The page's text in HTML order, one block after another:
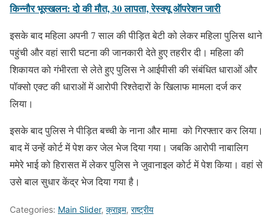
किन्नौर भूस्खलन: दो की मौत, 30 लापता, रेस्क्यू ऑपरेशन जारी
इसके बाद महिला अपनी 7 साल की पीड़ित बेटी को लेकर महिला पुलिस थाने
पहुंची और वहां सारी घटना की जानकारी देते हुए तहरीर दी। महिला की
शिकायत को गंभीरता से लेते हुए पुलिस ने आईपीसी की संबंधित धाराओं और
पॉक्सो एक्ट की धाराओं में आरोपी रिश्तेदारों के खिलाफ मामला दर्ज कर
लिया।
इसके बाद पुलिस ने पीड़ित बच्ची के नाना और मामा को गिरफ्तार कर लिया।
बाद में उन्हें कोर्ट में पेश कर जेल भेज दिया गया। जबकि आरोपी नाबालिग
ममेरे भाई को हिरासत में लेकर पुलिस ने जुवानाइल कोर्ट में पेश किया। वहां से
उसे बाल सुधार केंद्र भेज दिया गया है।
Categories: Main Slider, क्राइम, राष्ट्रीय